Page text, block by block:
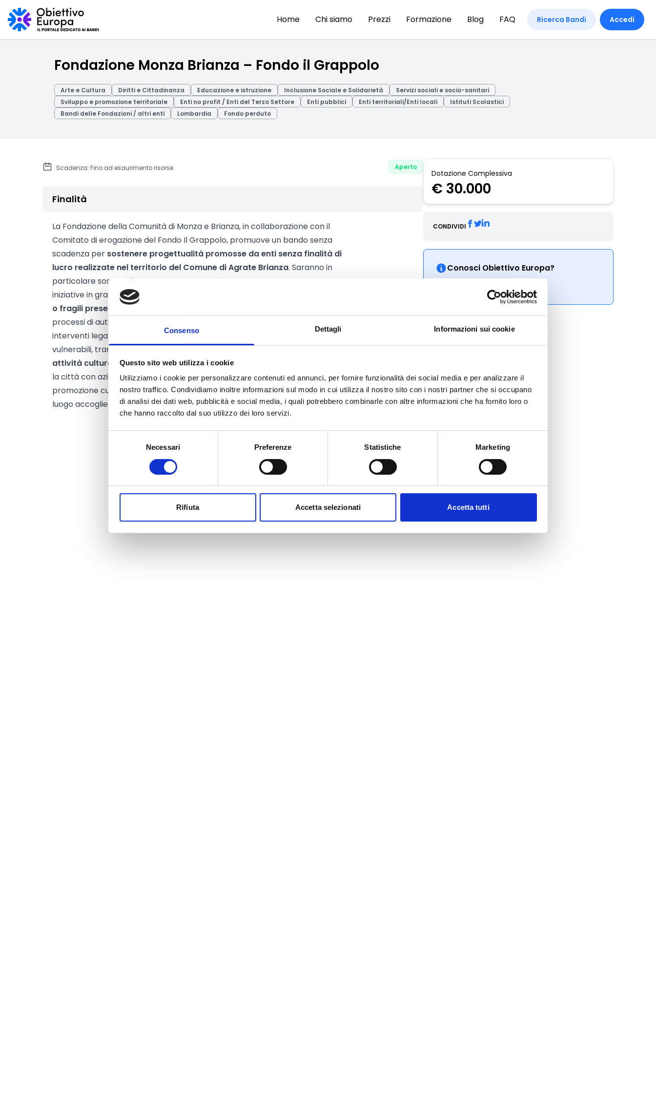
Consenso Dettagli Informazioni sui cookie
Questo sito web utilizza i cookie
Utilizziamo i cookie per personalizzare contenuti ed annunci, per fornire funzionalità dei social media e per analizzare il
nostro traffico. Condividiamo inoltre informazioni sul modo in cui utilizza il nostro sito con i nostri partner che si occupano
di analisi dei dati web, pubblicità e social media, i quali potrebbero combinarle con altre informazioni che ha fornito loro o
che hanno raccolto dal suo utilizzo dei loro servizi.
Necessari Preferenze Statistiche Marketing
Rifiuta Accetta selezionati Accetta tutti
Home Chi siamo Prezzi Formazione Blog FAQ Ricerca Bandi Accedi
Fondazione Monza Brianza – Fondo il Grappolo
Arte e Cultura Diritti e Cittadinanza Educazione e istruzione Inclusione Sociale e Solidarietà
Servizi sociali e socio-sanitari
Sviluppo e promozione territoriale
Enti no profit / Enti del Terzo Settore Enti pubblici Enti territoriali/Enti locali
Istituti Scolastici
Bandi delle Fondazioni / altri enti
Lombardia Fondo perduto
Scadenza: Fino ad esaurimento risorse Aperto
Finalità
La Fondazione della Comunità di Monza e Brianza, in collaborazione con il
Comitato di erogazione del Fondo Il Grappolo, promuove un bando senza
scadenza per sostenere progettualità promosse da enti senza finalità di
lucro realizzate nel territorio del Comune di Agrate Brianza. Saranno in
particolare sostenuti:
iniziative in grado di fornire
o fragili presenti nella comunità locale
processi di autonomia e inclusione sociale;
interventi legati a
situazioni emergenziali
, diretti a singole persone/famiglie
vulnerabili, tramite organizzazioni non profit o parrocchie;
attività culturali
che possano contribuire alla creazione di valore sociale per
la città con azioni di sensibilizzazione, inclusione, rigenerazione sociale,
promozione culturale e di cittadinanza attiva, per rendere la comunità un
luogo accogliente per tutti.
Dotazione Complessiva
€ 30.000
CONDIVIDI
Conosci Obiettivo Europa?